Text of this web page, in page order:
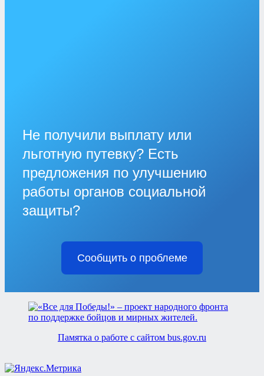
Не получили выплату или
льготную путевку? Есть
предложения по улучшению
работы органов социальной
защиты?
Сообщить о проблеме
Памятка о работе с сайтом bus.gov.ru